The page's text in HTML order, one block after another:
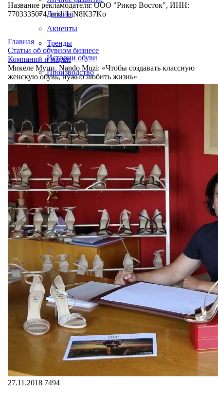
Дизайн
Акценты
Тренды
Истории обуви
Производство
Название рекламодателя: ООО "Рикер Восток", ИНН:
7703335074, erid: LjN8K37Ko
Главная
Статьи об обувном бизнесе
Компании и марки
Микеле Муци, Nando Muzi: «Чтобы создавать классную
женскую обувь, нужно любить жизнь»
27.11.2018 7494